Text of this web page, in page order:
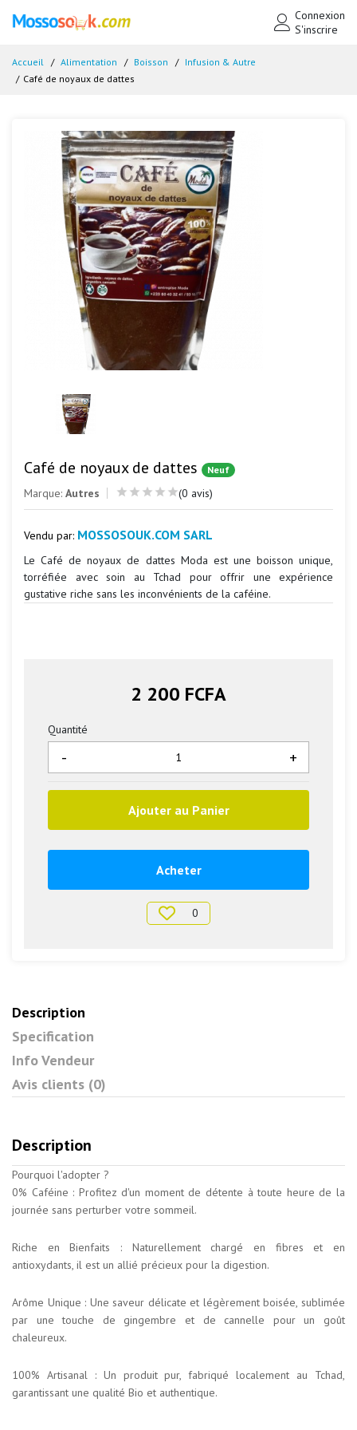
Connexion
S'inscrire
Accueil Alimentation Boisson
Infusion & Autre
Café de noyaux de dattes
Café de noyaux de dattes Neuf
Marque: Autres (0 avis)
Vendu par: MOSSOSOUK.COM SARL
Le Café de noyaux de dattes Moda est une boisson unique,
torréfiée avec soin au Tchad pour offrir une expérience
gustative riche sans les inconvénients de la caféine.
2 200 FCFA
Quantité
+
-
Ajouter au Panier
Acheter
0
Description
Specification
Info Vendeur
Avis clients (0)
Description
Pourquoi l'adopter ?
0% Caféine : Profitez d'un moment de détente à toute heure de la
journée sans perturber votre sommeil.
Riche en Bienfaits : Naturellement chargé en fibres et en
antioxydants, il est un allié précieux pour la digestion.
Arôme Unique : Une saveur délicate et légèrement boisée, sublimée
par une touche de gingembre et de cannelle pour un goût
chaleureux.
100% Artisanal : Un produit pur, fabriqué localement au Tchad,
garantissant une qualité Bio et authentique.